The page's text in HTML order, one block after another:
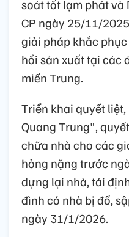
soát tốt lạm phát và
CP ngày 25/11/
giải pháp khắc
hồi sản xuất tại các
miền Trung.
Triển khai quyết
Quang Trung",
chữa nhà cho các
hỏng nặng trước
dựng lại nhà, tái
đình có nhà bị đổ,
ngày 31/1/2026.